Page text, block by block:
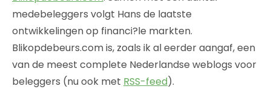
medebeleggers volgt Hans de laatste
ontwikkelingen op financi?le markten.
Blikopdebeurs.com is, zoals ik al eerder aangaf, een
van de meest complete Nederlandse weblogs voor
beleggers (nu ook met RSS-feed).